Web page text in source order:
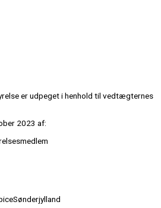
bestyrelse
for HospiceSønderjylland
er udpeget i henhold til vedtægternes
2023 af: